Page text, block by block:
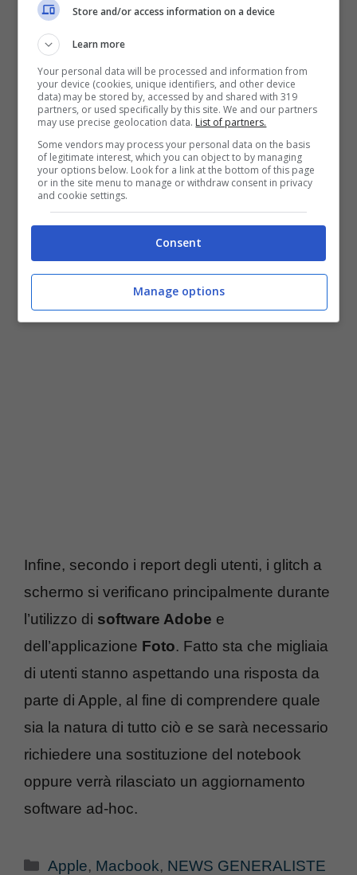
Ovviamente,
questo sondaggio possa rappresentare una
sovrastima della diffusione di questo
problema. Nel momento in cui stiamo
scrivendo, Apple non ha rilasciato alcuna
comunicazione ufficiale a riguardo. Inoltre,
non sappiamo ancora quale sia la natura di
questo fenomeno; visto che secondo alcuni
potrebbe riguardare ilsoftware
altri tutto ciò è connesso a problematiche
hardware.
Infine, secondo i report degli utenti, i glitch a
schermo si verificano principalmente durante
l’utilizzo di software Adobe e
dell’applicazione Foto. Fatto sta che migliaia
di utenti stanno aspettando una risposta da
parte di Apple, al fine di comprendere quale
sia la natura di tutto ciò e se sarà necessario
richiedere una sostituzione del notebook
oppure verrà rilasciato un aggiornamento
software ad-hoc.
Categorie
Apple, Macbook, NEWS GENERALISTE
Store and/or access information on a device
Learn more
Your personal data will be processed and information from
your device (cookies, unique identifiers, and other device
data) may be stored by, accessed by and shared with 319
partners, or used specifically by this site. We and our partners
may use precise geolocation data. List of partners.
Some vendors may process your personal data on the basis
of legitimate interest, which you can object to by managing
your options below. Look for a link at the bottom of this page
or in the site menu to manage or withdraw consent in privacy
and cookie settings.
Consent
Manage options